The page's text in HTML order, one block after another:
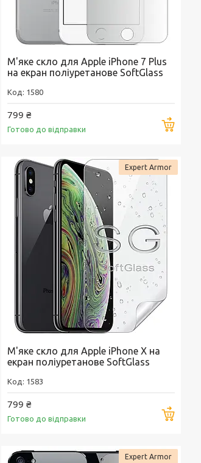
Купити
М'яке скло для Apple iPhone 7 Plus
на екран поліуретанове SoftGlass
1580
799 ₴
Готово до відправки
Купити
Expert Armor
М'яке скло для Apple iPhone X на
екран поліуретанове SoftGlass
1583
799 ₴
Готово до відправки
Expert Armor